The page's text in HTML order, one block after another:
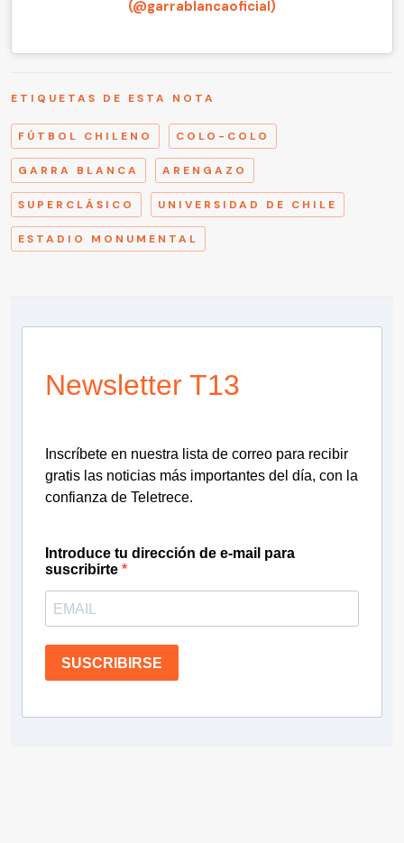
(@garrablancaoficial)
ETIQUETAS DE ESTA NOTA
FÚTBOL CHILENO COLO-COLO
GARRA BLANCA ARENGAZO
SUPERCLÁSICO UNIVERSIDAD DE CHILE
ESTADIO MONUMENTAL
Newsletter T13
Inscríbete en nuestra lista de correo para recibir
gratis las noticias más importantes del día, con la
confianza de Teletrece.
Introduce tu dirección de e-mail para
suscribirte
SUSCRIBIRSE